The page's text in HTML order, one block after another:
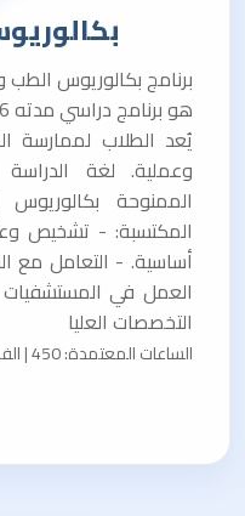
برنامج بكالوريوس
يُعد الطلاب لممارسة
وعملية. لغة الدراسة
الممنوحة
المكتسبة: - تشخيص
أساسية. - التعامل مع
العمل في
التخصصات العليا
الساعات المعتمدة: 450 | الفصول: 7 | اللغة: اللغة الانجليزية